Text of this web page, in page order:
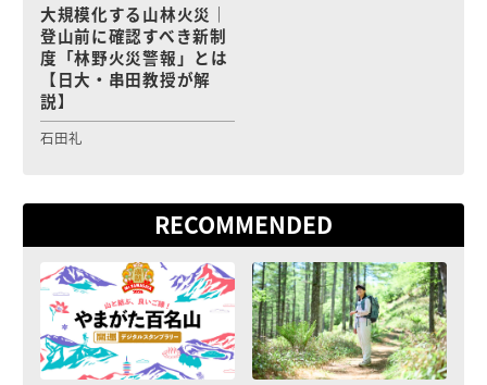
大規模化する山林火災｜
登山前に確認すべき新制
度「林野火災警報」とは
【日大・串田教授が解
説】
石田礼
RECOMMENDED